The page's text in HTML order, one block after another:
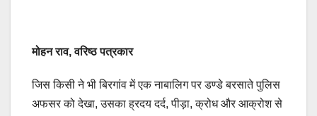
मोहन राव, वरिष्ठ पत्रकार
जिस किसी ने भी बिरगांव में एक नाबालिग पर डण्डे बरसाते पुलिस
अफसर को देखा, उसका ह्रदय दर्द, पीड़ा, क्रोध और आक्रोश से